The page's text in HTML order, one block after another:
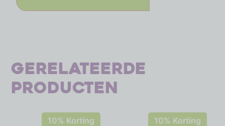
Gerelateerde
producten
10% Korting 10% Korting